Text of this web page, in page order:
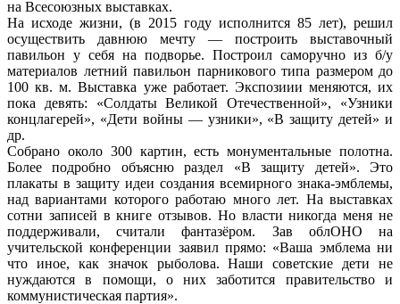
на Всесоюзных выставках.
На исходе жизни, (в 2015 году исполнится 85 лет), решил
осуществить давнюю мечту — построить выставочный
павильон у себя на подворье. Построил саморучно из б/у
материалов летний павильон парникового типа размером до
100 кв. м. Выставка уже работает. Экспозиии меняются, их
пока девять: «Солдаты Великой Отечественной», «Узники
концлагерей», «Дети войны — узники», «В защиту детей» и
др.
Собрано около 300 картин, есть монументальные полотна.
Более подробно объясню раздел «В защиту детей». Это
плакаты в защиту идеи создания всемирного знака-эмблемы,
над вариантами которого работаю много лет. На выставках
сотни записей в книге отзывов. Но власти никогда меня не
поддерживали, считали фантазёром. Зав облОНО на
учительской конференции заявил прямо: «Ваша эмблема ни
что иное, как значок рыболова. Наши советские дети не
нуждаются в помощи, о них заботится правительство и
коммунистическая партия».